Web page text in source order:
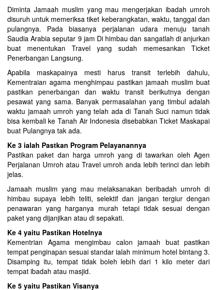
Diminta Jamaah muslim yang mau mengerjakan ibadah umroh
disuruh untuk memeriksa tiket keberangkatan, waktu, tanggal dan
pulangnya. Pada biasanya perjalanan udara menuju tanah
Saudia Arabia seputar 9 jam Di himbau dan sangatlah di anjurkan
buat menentukan Travel yang sudah memesankan Ticket
Penerbangan Langsung.
Apabila maskapainya mesti harus transit terlebih dahulu,
Kementraian agama menghimpau pastikan jamaah muslim buat
pastikan penerbangan dan waktu transit berikutnya dengan
pesawat yang sama. Banyak permasalahan yang timbul adalah
waktu jamaah umroh yang telah ada di Tanah Suci namun tidak
bisa kembali ke Tanah Air Indonesia disebabkan Ticket Maskapai
buat Pulangnya tak ada.
Ke 3 ialah Pastkan Program Pelayanannya
Pastikan paket dan harga umroh yang di tawarkan oleh Agen
Perjalanan Umroh atau Travel umroh anda lebih terinci dan lebih
jelas.
Jamaah muslim yang mau melaksanakan beribadah umroh di
himbau supaya lebih teliti, selektif dan jangan tergiur dengan
penawaran yang harganya murah tetapi tidak sesuai dengan
paket yang dijanjikan atau di sepakati.
Ke 4 yaitu Pastikan Hotelnya
Kementrian Agama mengimbau calon jamaah buat pastikan
tempat penginapan sesuai standar ialah minimum hotel bintang 3.
Disamping itu, tempat tidak boleh lebih dari 1 kilo meter dari
tempat ibadah atau masjid.
Ke 5 yaitu Pastikan Visanya